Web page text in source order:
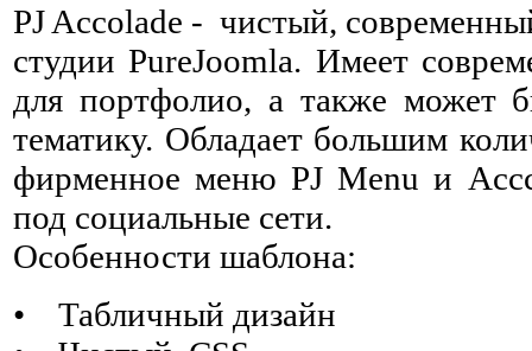
PJ Accolade - чистый,
студии PureJoomla. Имеет
для портфолио, а также может
тематику. Обладает большим
фирменное меню PJ Menu и
под социальные сети.
Особенности шаблона:
• Табличный дизайн